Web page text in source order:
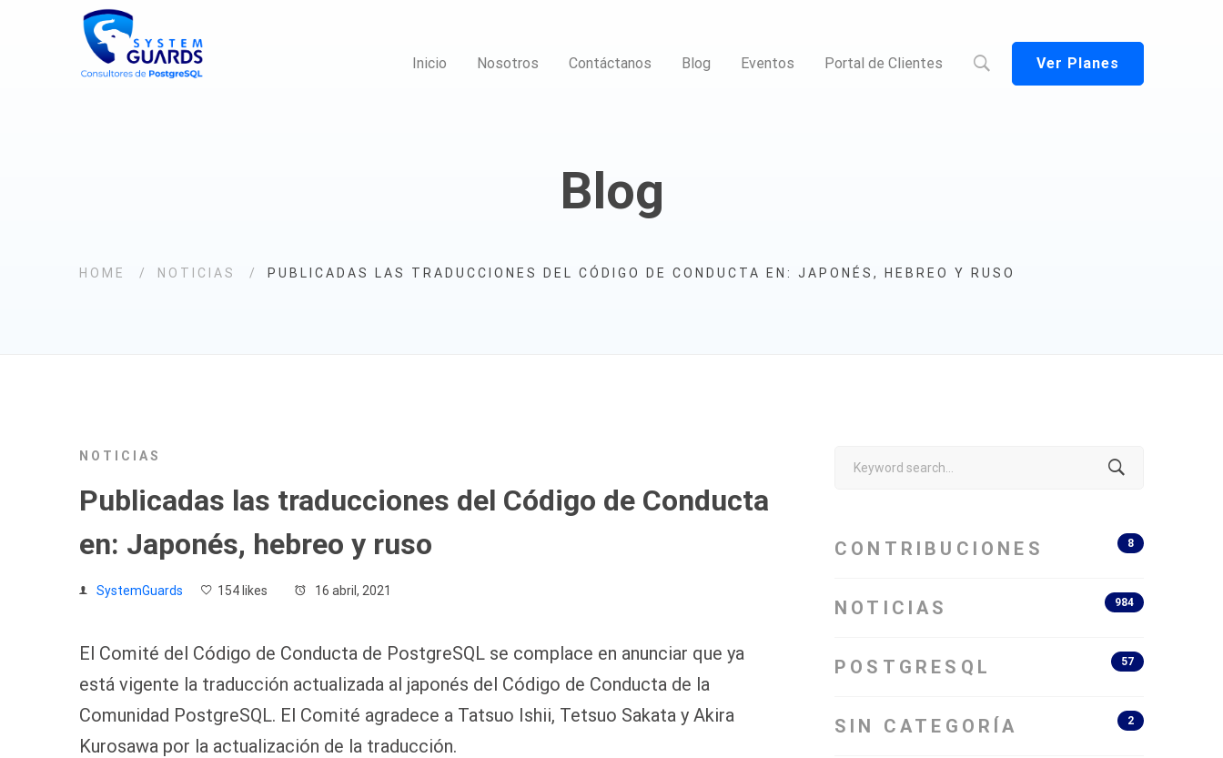
Inicio Nosotros Contáctanos Blog Eventos Portal de Clientes Ver Planes
Blog
HOME NOTICIAS PUBLICADAS LAS TRADUCCIONES DEL CÓDIGO DE CONDUCTA EN: JAPONÉS, HEBREO Y RUSO
NOTICIAS
Publicadas las traducciones del Código de Conducta
en: Japonés, hebreo y ruso
SystemGuards 154 likes 16 abril, 2021
El Comité del Código de Conducta de PostgreSQL se complace en anunciar que ya
está vigente la traducción actualizada al japonés del Código de Conducta de la
Comunidad PostgreSQL. El Comité agradece a Tatsuo Ishii, Tetsuo Sakata y Akira
Kurosawa por la actualización de la traducción.
Search
CONTRIBUCIONES 8
NOTICIAS 984
POSTGRESQL 57
SIN CATEGORÍA 2